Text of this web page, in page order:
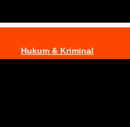
Hukum & Kriminal